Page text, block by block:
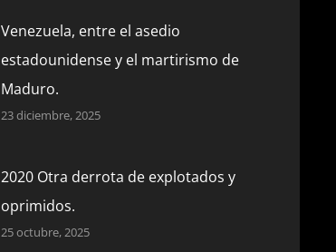
Venezuela, entre el asedio
estadounidense y el martirismo de
Maduro.
23 diciembre, 2025
2020 Otra derrota de explotados y
oprimidos.
25 octubre, 2025